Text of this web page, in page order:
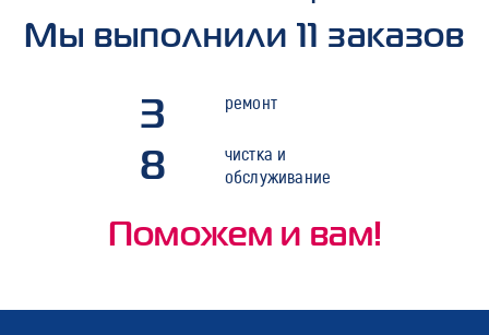
Мы выполнили 11 заказов
3 ремонт
8
чистка и
обслуживание
Поможем и вам!